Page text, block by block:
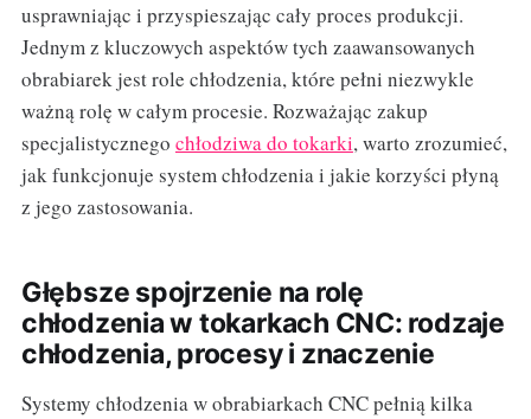
usprawniając i przyspieszając cały proces produkcji.
Jednym z kluczowych aspektów tych zaawansowanych
obrabiarek jest role chłodzenia, które pełni niezwykle
ważną rolę w całym procesie. Rozważając zakup
specjalistycznego chłodziwa do tokarki, warto zrozumieć,
jak funkcjonuje system chłodzenia i jakie korzyści płyną
z jego zastosowania.
Głębsze spojrzenie na rolę
chłodzenia w tokarkach CNC: rodzaje
chłodzenia, procesy i znaczenie
Systemy chłodzenia w obrabiarkach CNC pełnią kilka